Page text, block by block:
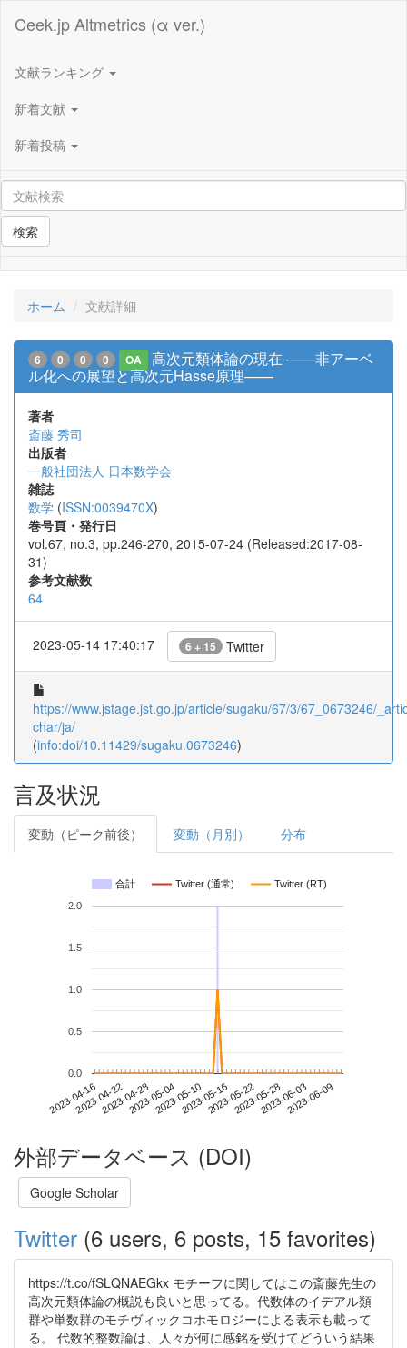
Ceek.jp Altmetrics (α ver.)
文献ランキング
新着文献
新着投稿
検索
ホーム 文献詳細
6 0 0 0 OA
高次元類体論の現在 ——非アーベ
ル化への展望と高次元Hasse原理——
著者
斎藤 秀司
出版者
一般社団法人 日本数学会
雑誌
数学 (ISSN:0039470X)
巻号頁・発行日
vol.67, no.3, pp.246-270, 2015-07-24 (Released:2017-08-
31)
参考文献数
64
2023-05-14 17:40:17 6 + 15 Twitter
https://www.jstage.jst.go.jp/article/sugaku/67/3/67_0673246/
char/ja/
(info:doi/10.11429/sugaku.0673246)
言及状況
変動（ピーク前後） 変動（月別） 分布
合計 Twitter (通常) Twitter (RT)
2023-04-162023-04-222023-04-282023-05-042023-05-102023-05-162023-05-222023-05-282023-06-032023-06-09
0.0
0.5
1.0
1.5
2.0
外部データベース (DOI)
Google Scholar
Twitter (6 users, 6 posts, 15 favorites)
https://t.co/fSLQNAEGkx モチーフに関してはこの斎藤先生の
高次元類体論の概説も良いと思ってる。代数体のイデアル類
群や単数群のモチヴィックコホモロジーによる表示も載って
る。 代数的整数論は、人々が何に感銘を受けてどういう結果